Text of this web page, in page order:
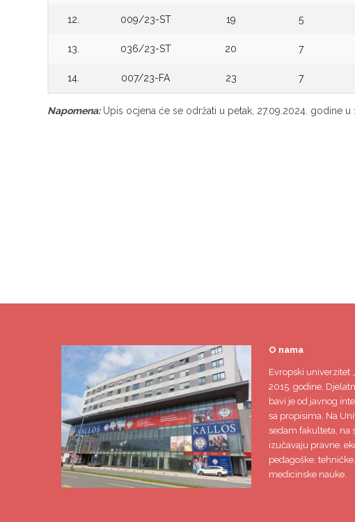
12. 009/23-ST 19 5
13. 036/23-ST 20 7
14. 007/23-FA 23 7
Napomena:Upis ocjena će se održati u petak, 27.09.2024. godine u
O nama
Evropski univerzitet
2015. godine.
bavi je od javnog
sa propisima. Na
sedam fakulteta, na
izučavaju pravne,
pedagoške,
medicinske nauke.